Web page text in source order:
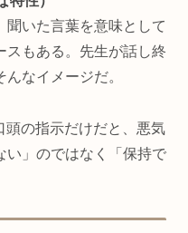
聞いた言葉を意味として
スもある。先生が話し終
なイメージだ。
頭の指示だけだと、悪気
い」のではなく「保持で